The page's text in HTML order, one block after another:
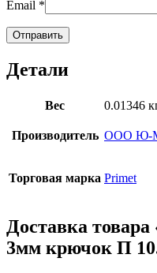
Email *
Детали
Вес 0.01346
Производитель ООО Ю-
Торговая марка Primet
Доставка товара
3мм крючок П